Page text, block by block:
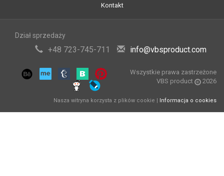
Kontakt
Dział sprzedaży
+48 723-745-711 info@vbsproduct.com
Wszystkie prawa zastrzeżone
VBS product
2026
Nasza witryna korzysta z plików cookie | Informacja o cookies